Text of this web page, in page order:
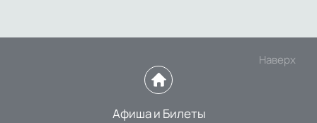
Наверх
Афиша и Билеты